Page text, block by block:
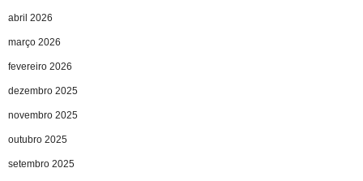
abril 2026
março 2026
fevereiro 2026
dezembro 2025
novembro 2025
outubro 2025
setembro 2025